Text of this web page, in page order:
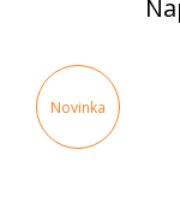
Novinka